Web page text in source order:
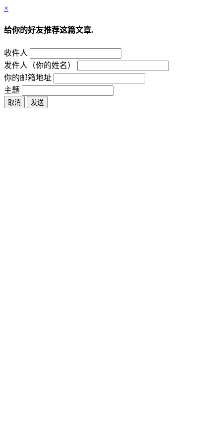
×
给你的好友推荐这篇文章.
收件人
发件人（你的姓名）
你的邮箱地址
主题
取消 发送